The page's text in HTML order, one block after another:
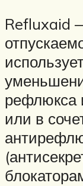
Refluxaid
рефлюкса
или в